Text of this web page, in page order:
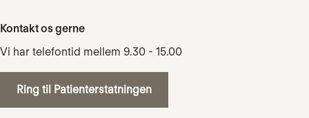
Kontakt os gerne
Vi har telefontid mellem 9.30 - 15.00
Ring til Patienterstatningen